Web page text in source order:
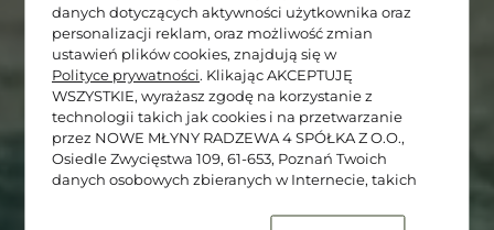
★★★★★
Cocco Lagoon
Resort & SPA
danych dotyczących aktywności użytkownika oraz
personalizacji reklam, oraz możliwość zmian
ustawień plików cookies, znajdują się w
Polityce prywatności . Klikając AKCEPTUJĘ
WSZYSTKIE, wyrażasz zgodę na korzystanie z
technologii takich jak cookies i na przetwarzanie
przez NOWE MŁYNY RADZEWA 4 SPÓŁKA Z O.O.,
Osiedle Zwycięstwa 109, 61-653, Poznań Twoich
danych osobowych zbieranych w Internecie, takich
analitycznych i marketingowych (w tym do